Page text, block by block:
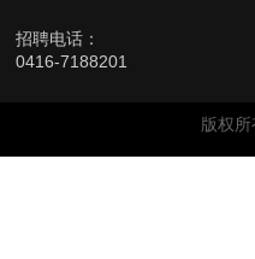
版权
招聘电话：
0416-7188201